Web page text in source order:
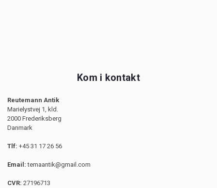
Kom i kontakt
Reutemann Antik
Marielystvej 1, kld.
2000 Frederiksberg
Danmark
Tlf: +45 31 17 26 56
Email: temaantik@gmail.com
CVR: 27196713